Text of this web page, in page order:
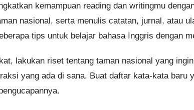
kemampuan reading dan writingmu
nasional, serta menulis catatan, jurnal, atau
tips untuk belajar bahasa Inggris dengan
lakukan riset tentang taman nasional yang
yang ada di sana. Buat daftar kata-kata baru